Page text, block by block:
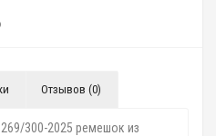
Отзывов (0)
300-2025 ремешок из